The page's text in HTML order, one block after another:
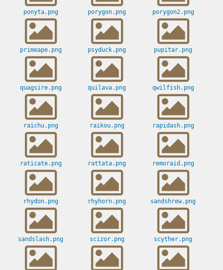
ponyta.png porygon.png porygon2.png
primeape.png psyduck.png pupitar.png
quagsire.png quilava.png qwilfish.png
raichu.png raikou.png rapidash.png
raticate.png rattata.png remoraid.png
rhydon.png rhyhorn.png sandshrew.png
sandslash.png scizor.png scyther.png